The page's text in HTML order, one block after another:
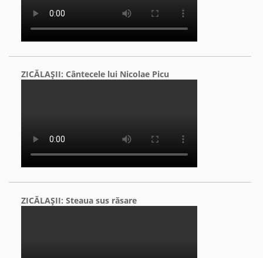
ZICĂLAŞII: Cântecele lui Nicolae Picu
ZICĂLAŞII: Steaua sus răsare